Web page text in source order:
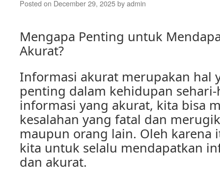
Posted on December 29, 2025byadmin
Mengapa Penting untuk
Akurat?
Informasi akurat merupakan hal
penting dalam kehidupan sehari-
informasi yang akurat, kita bisa
kesalahan yang fatal dan
maupun orang lain. Oleh karena
kita untuk selalu mendapatkan
dan akurat.